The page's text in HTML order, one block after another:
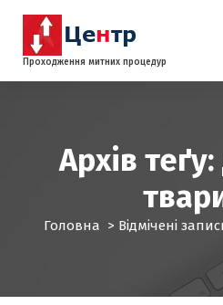
Проходження митних процедур
Архів
Головна > Відмічені